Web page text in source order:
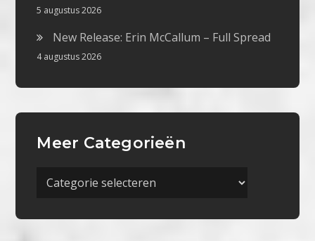
5 augustus 2026
New Release: Erin McCallum – Full Spread
4 augustus 2026
Meer Categorieën
Meer